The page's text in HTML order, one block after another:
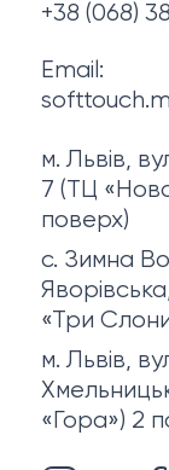
+38 (068)
Email:
м. Львів,
7 (ТЦ
поверх)
с. Зимна
«Три
м. Львів,
«Гора») 2